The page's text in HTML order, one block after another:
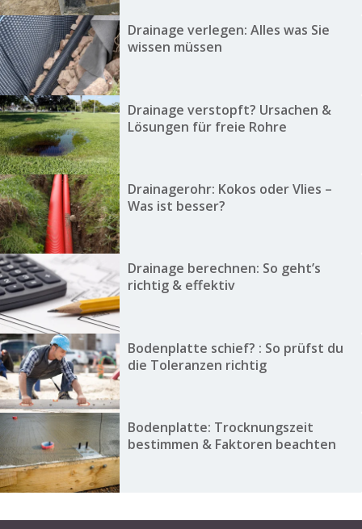
Drainage verlegen: Alles was Sie
wissen müssen
Drainage verstopft? Ursachen &
Lösungen für freie Rohre
Drainagerohr: Kokos oder Vlies –
Was ist besser?
Drainage berechnen: So geht’s
richtig & effektiv
Bodenplatte schief? : So prüfst du
die Toleranzen richtig
Bodenplatte: Trocknungszeit
bestimmen & Faktoren beachten